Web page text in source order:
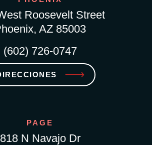
Roosevelt Street
AZ 85003
(602) 726-0747
PAGE
818 N Navajo Dr